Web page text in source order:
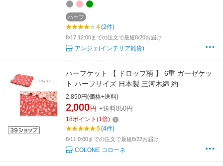
料無料】【8／7雑貨追加MD】
ハーフ
4(2件)
8/17 12:00までの注文で最短8/20お届け
アンジェ(インテリア雑貨)
ハーフケット 【 ドロップ柄 】 6重 ガーゼケッ
ト ハーフサイズ 日本製 三河木綿 約
100×140cm 年中素材 涼しい 冷房対策 夏 肌掛
け 綿毛布 ブランケット 膝掛け さらさら さらっ
と 冷え防止 吸汗速乾 ベビーケット ハーフケッ
ト ベビー キッズ ジュニア 大人 水玉
2,850円(価格+送料)
2,000 円 +送料850円
18ポイント (1倍)
5(4件)
8/11 0:00までの注文で最短8/22お届け
COLONE コローネ